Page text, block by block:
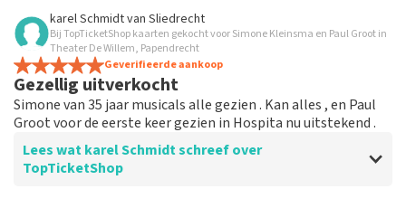
Beoordeling van Sonja Scholten over
Goede service
karel Schmidtvan Sliedrecht
Bij TopTicketShop kaarten gekocht voor Simone Kleinsma en Paul Groot in
Theater De Willem, Papendrecht
Geverifieerde aankoop
Gezellig uitverkocht
Simone van 35 jaar musicals alle gezien . Kan alles , en Paul
Groot voor de eerste keer gezien in Hospita nu uitstekend .
Lees wat karel Schmidt schreef over
TopTicketShop